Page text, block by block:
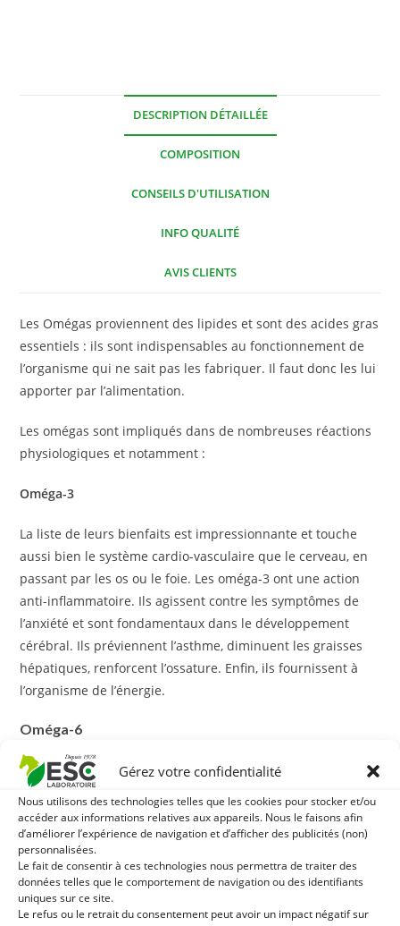
Gérez votre confidentialité
Nous utilisons des technologies telles que les cookies pour stocker et/ou
accéder aux informations relatives aux appareils. Nous le faisons afin
d’améliorer l’expérience de navigation et d’afficher des publicités (non)
personnalisées.
Le fait de consentir à ces technologies nous permettra de traiter des
données telles que le comportement de navigation ou des identifiants
uniques sur ce site.
Le refus ou le retrait du consentement peut avoir un impact négatif sur
DESCRIPTION DÉTAILLÉE
COMPOSITION
CONSEILS D'UTILISATION
INFO QUALITÉ
AVIS CLIENTS
Les Omégas proviennent des lipides et sont des acides gras
essentiels : ils sont indispensables au fonctionnement de
l’organisme qui ne sait pas les fabriquer. Il faut donc les lui
apporter par l’alimentation.
Les omégas sont impliqués dans de nombreuses réactions
physiologiques et notamment :
Oméga-3
La liste de leurs bienfaits est impressionnante et touche
aussi bien le système cardio-vasculaire que le cerveau, en
passant par les os ou le foie. Les oméga-3 ont une action
anti-inflammatoire. Ils agissent contre les symptômes de
l’anxiété et sont fondamentaux dans le développement
cérébral. Ils préviennent l’asthme, diminuent les graisses
hépatiques, renforcent l’ossature. Enfin, ils fournissent à
l’organisme de l’énergie.
Oméga-6
Eux aussi jouent un rôle dans la santé du capital osseux,
dans le fonctionnement cérébral. Ils favorisent la pousse
des phanères, améliorent la peau, participent à la
régulation du métabolisme et diminuent les réactions
allergiques, ainsi que les symptômes arthritiques.
L’équilibre oméga-3 / oméga-6 dans l’alimentation du
cheval est important, car les oméga-3 sont principalement